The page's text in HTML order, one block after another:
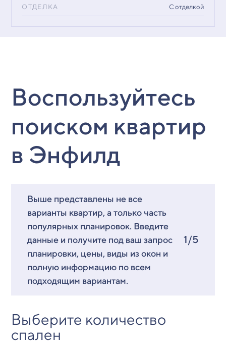
ОТДЕЛКА С отделкой
Воспользуйтесь
поиском квартир
в Энфилд
Выше представлены не все
варианты квартир, а только часть
популярных планировок. Введите
данные и получите под ваш запрос
планировки, цены, виды из окон и
полную информацию по всем
подходящим вариантам.
1/5
Выберите количество
спален